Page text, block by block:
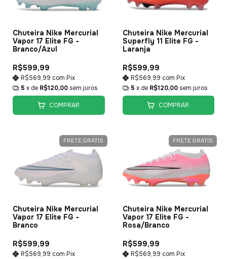
Chuteira Nike Mercurial
Vapor 17 Elite FG -
Branco/Azul
R$599,99
R$569,99 com Pix
5 x de R$120,00 sem juros
COMPRAR
Chuteira Nike Mercurial
Superfly 11 Elite FG -
Laranja
R$599,99
R$569,99 com Pix
5 x de R$120,00 sem juros
COMPRAR
FRETE GRÁTIS
Chuteira Nike Mercurial
Vapor 17 Elite FG -
Branco
R$599,99
R$569,99 com Pix
FRETE GRÁTIS
Chuteira Nike Mercurial
Vapor 17 Elite FG -
Rosa/Branco
R$599,99
R$569,99 com Pix